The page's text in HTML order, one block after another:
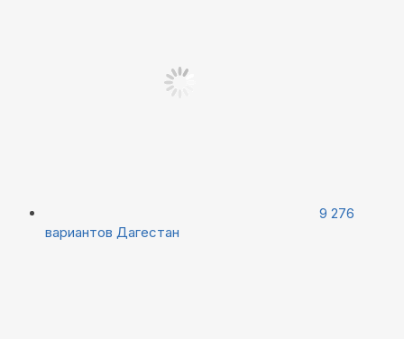
9 276
вариантов Дагестан